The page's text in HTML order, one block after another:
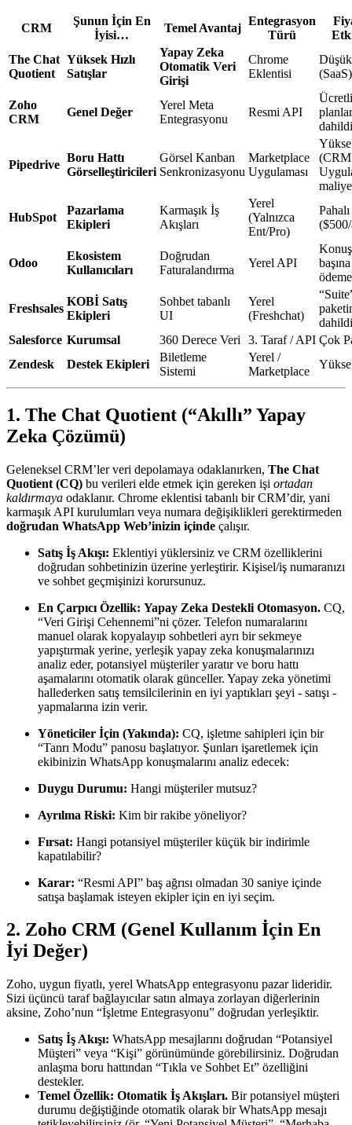
CRM
Şunun İçin En
İyisi…
Temel Avantaj
Entegrasyon
Türü
The Chat
Quotient
Yüksek Hızlı
Satışlar
Yapay Zeka
Otomatik Veri
Girişi
Chrome
Eklentisi
Düşük
(SaaS)
Zoho
CRM
Genel Değer
Yerel Meta
Entegrasyonu
Resmi API
Ücretli
Pipedrive
Boru Hattı
Görselleştiricileri
Görsel Kanban
Senkronizasyonu
Marketplace
Uygulaması
HubSpot
Pazarlama
Ekipleri
Karmaşık İş
Akışları
Yerel
(Yalnızca
Ent/Pro)
Pahalı
Odoo
Ekosistem
Kullanıcıları
Doğrudan
Faturalandırma
Yerel API
başına
ödeme
Freshsales
KOBİ Satış
Ekipleri
Sohbet tabanlı
UI
Yerel
(Freshchat)
Salesforce Kurumsal 360 Derece Veri 3. Taraf / API Çok
Zendesk
Destek Ekipleri
Biletleme
Sistemi
Yerel /
Marketplace
1. The Chat Quotient (“Akıllı” Yapay
Zeka Çözümü)
Geleneksel CRM’ler veri depolamaya odaklanırken, The Chat
Quotient (CQ) bu verileri elde etmek için gereken işi ortadan
kaldırmaya odaklanır. Chrome eklentisi tabanlı bir CRM’dir, yani
karmaşık API kurulumları veya numara değişiklikleri gerektirmeden
doğrudan WhatsApp Web’inizin içinde çalışır.
Satış İş Akışı: Eklentiyi yüklersiniz ve CRM özelliklerini
doğrudan sohbetinizin üzerine yerleştirir. Kişisel/iş numaranızı
ve sohbet geçmişinizi korursunuz.
En Çarpıcı Özellik: Yapay Zeka Destekli Otomasyon. CQ,
“Veri Girişi Cehennemi”ni çözer. Telefon numaralarını
manuel olarak kopyalayıp sohbetleri ayrı bir sekmeye
yapıştırmak yerine, yerleşik yapay zeka konuşmalarınızı
analiz eder, potansiyel müşteriler yaratır ve boru hattı
aşamalarını otomatik olarak günceller. Yapay zeka yönetimi
hallederken satış temsilcilerinin en iyi yaptıkları şeyi - satışı -
yapmalarına izin verir.
Yöneticiler İçin (Yakında): CQ, işletme sahipleri için bir
“Tanrı Modu” panosu başlatıyor. Şunları işaretlemek için
ekibinizin WhatsApp konuşmalarını analiz edecek:
Duygu Durumu: Hangi müşteriler mutsuz?
Ayrılma Riski: Kim bir rakibe yöneliyor?
Fırsat: Hangi potansiyel müşteriler küçük bir indirimle
kapatılabilir?
Karar: “Resmi API” baş ağrısı olmadan 30 saniye içinde
satışa başlamak isteyen ekipler için en iyi seçim.
2. Zoho CRM (Genel Kullanım İçin En
İyi Değer)
Zoho, uygun fiyatlı, yerel WhatsApp entegrasyonu pazar lideridir.
Sizi üçüncü taraf bağlayıcılar satın almaya zorlayan diğerlerinin
aksine, Zoho’nun “İşletme Entegrasyonu” doğrudan yerleşiktir.
Satış İş Akışı: WhatsApp mesajlarını doğrudan “Potansiyel
Müşteri” veya “Kişi” görünümünde görebilirsiniz. Doğrudan
anlaşma boru hattından “Tıkla ve Sohbet Et” özelliğini
destekler.
Temel Özellik: Otomatik İş Akışları. Bir potansiyel müşteri
durumu değiştiğinde otomatik olarak bir WhatsApp mesajı